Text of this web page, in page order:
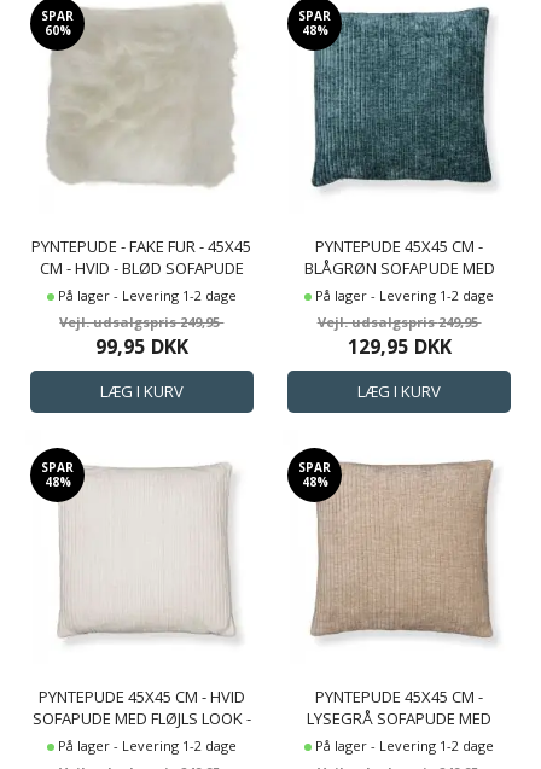
SPAR
60%
PYNTEPUDE - FAKE FUR - 45X45
CM - HVID - BLØD SOFAPUDE
På lager - Levering 1-2 dage
249,95
99,95 DKK
SPAR
48%
PYNTEPUDE 45X45 CM -
BLÅGRØN SOFAPUDE MED
FLØJLS LOOK - BLØD PUDE TIL
SOFAEN - BORG LIVING
På lager - Levering 1-2 dage
249,95
129,95 DKK
SPAR
48%
PYNTEPUDE 45X45 CM - HVID
SOFAPUDE MED FLØJLS LOOK -
BLØD PUDE TIL SOFAEN -
BORG LIVING
På lager - Levering 1-2 dage
SPAR
48%
PYNTEPUDE 45X45 CM -
LYSEGRÅ SOFAPUDE MED
FLØJLS LOOK - BLØD PUDE TIL
SOFAEN - BORG LIVING
På lager - Levering 1-2 dage